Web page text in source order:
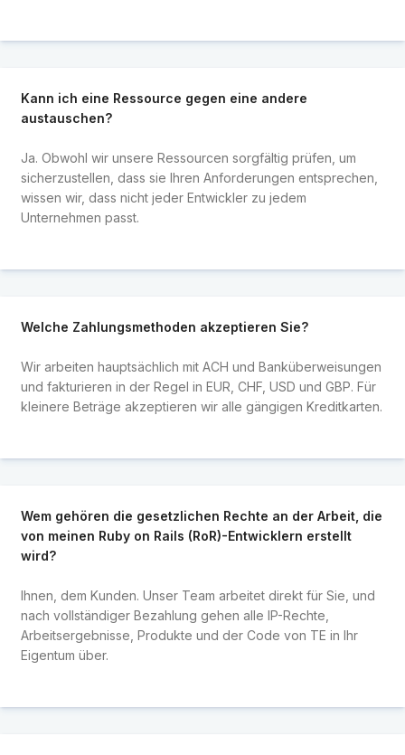
Kann ich eine Ressource gegen eine andere
austauschen?
Ja. Obwohl wir unsere Ressourcen sorgfältig prüfen, um
sicherzustellen, dass sie Ihren Anforderungen entsprechen,
wissen wir, dass nicht jeder Entwickler zu jedem
Unternehmen passt.
Welche Zahlungsmethoden akzeptieren Sie?
Wir arbeiten hauptsächlich mit ACH und Banküberweisungen
und fakturieren in der Regel in EUR, CHF, USD und GBP. Für
kleinere Beträge akzeptieren wir alle gängigen Kreditkarten.
Wem gehören die gesetzlichen Rechte an der Arbeit, die
von meinen Ruby on Rails (RoR)-Entwicklern erstellt
wird?
Ihnen, dem Kunden. Unser Team arbeitet direkt für Sie, und
nach vollständiger Bezahlung gehen alle IP-Rechte,
Arbeitsergebnisse, Produkte und der Code von TE in Ihr
Eigentum über.